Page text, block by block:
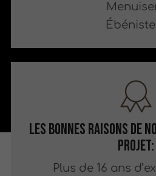
Les bonnes raisons de
projet:
Plus de 16 ans